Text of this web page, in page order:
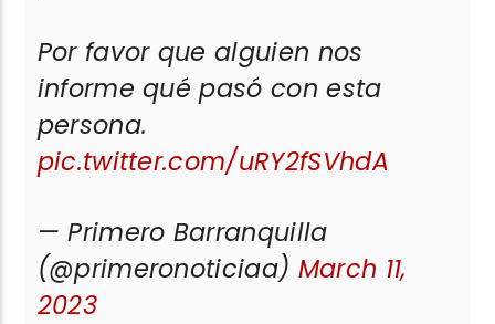
Por favor que alguien nos
informe qué pasó con esta
persona.
pic.twitter.com/uRY2fSVhdA
— Primero Barranquilla
(@primeronoticiaa) March 11,
2023